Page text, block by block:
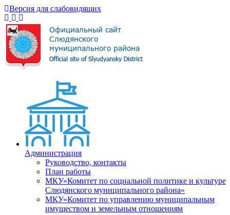
Версия для слабовидящих
Администрация
Руководство, контакты
План работы
МКУ«Комитет по социальной политике и культуре
Слюдянского муниципального района»
МКУ«Комитет по управлению муниципальным
имуществом и земельным отношениям